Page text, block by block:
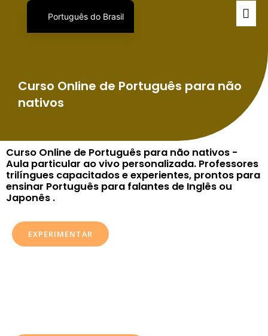
Curso Online de Português para não
nativos
Curso Online de Português para não nativos -
Aula particular ao vivo personalizada. Professores
trilíngues capacitados e experientes, prontos para
ensinar Português para falantes de Inglês ou
Japonês .
EXPERIMENTAR
Português do Brasil
English